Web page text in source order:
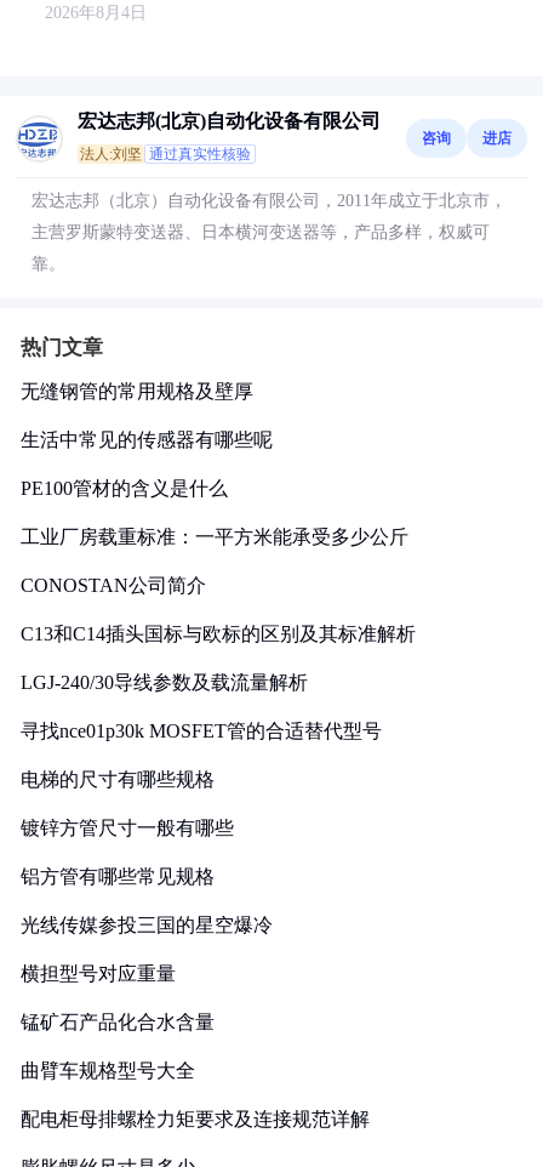
2026年8月4日
宏达志邦(北京)自动化设备有限公司
法人:刘坚 通过真实性核验
咨询 进店
宏达志邦（北京）自动化设备有限公司，2011年成立于北京市，
主营罗斯蒙特变送器、日本横河变送器等，产品多样，权威可
靠。
热门文章
无缝钢管的常用规格及壁厚
生活中常见的传感器有哪些呢
PE100管材的含义是什么
工业厂房载重标准：一平方米能承受多少公斤
CONOSTAN公司简介
C13和C14插头国标与欧标的区别及其标准解析
LGJ-240/30导线参数及载流量解析
寻找nce01p30k MOSFET管的合适替代型号
电梯的尺寸有哪些规格
镀锌方管尺寸一般有哪些
铝方管有哪些常见规格
光线传媒参投三国的星空爆冷
横担型号对应重量
锰矿石产品化合水含量
曲臂车规格型号大全
配电柜母排螺栓力矩要求及连接规范详解